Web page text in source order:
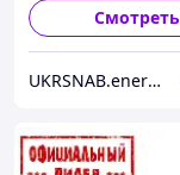
Смотреть
UKRSNAB.energo